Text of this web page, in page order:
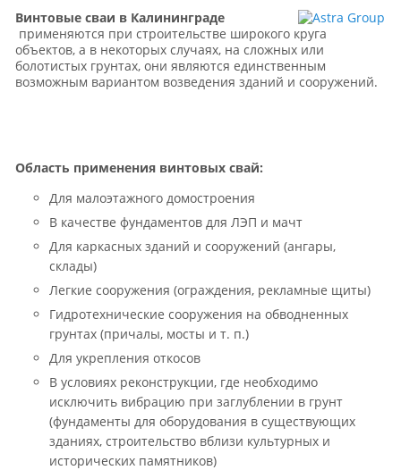
Винтовые сваи в Калининграде
применяются при строительстве широкого круга
объектов, а в некоторых случаях, на сложных или
болотистых грунтах, они являются единственным
возможным вариантом возведения зданий и сооружений.
Область применения винтовых свай:
Для малоэтажного домостроения
В качестве фундаментов для ЛЭП и мачт
Для каркасных зданий и сооружений (ангары,
склады)
Легкие сооружения (ограждения, рекламные щиты)
Гидротехнические сооружения на обводненных
грунтах (причалы, мосты и т. п.)
Для укрепления откосов
В условиях реконструкции, где необходимо
исключить вибрацию при заглублении в грунт
(фундаменты для оборудования в существующих
зданиях, строительство вблизи культурных и
исторических памятников)